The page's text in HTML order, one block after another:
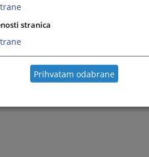
stranica
Prihvatam odabrane